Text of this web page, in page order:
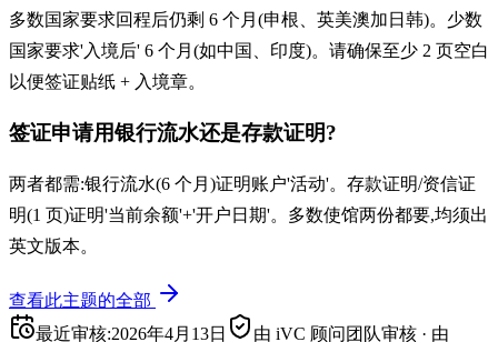
多数国家要求回程后仍剩 6 个月(申根、英美澳加日韩)。少数
国家要求'入境后' 6 个月(如中国、印度)。请确保至少 2 页空白
以便签证贴纸 + 入境章。
签证申请用银行流水还是存款证明?
两者都需:银行流水(6 个月)证明账户'活动'。存款证明/资信证
明(1 页)证明'当前余额'+'开户日期'。多数使馆两份都要,均须出
英文版本。
查看此主题的全部
最近审核:2026年4月13日 由 iVC 顾问团队审核 · 由